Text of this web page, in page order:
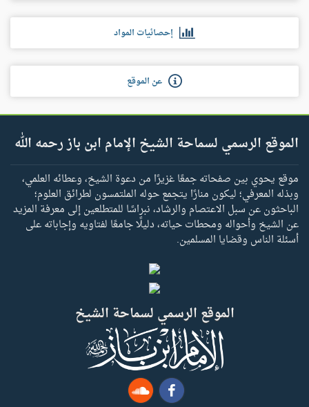
إحصائيات المواد
عن الموقع
الموقع الرسمي لسماحة الشيخ الإمام ابن باز رحمه الله
موقع يحوي بين صفحاته جمعًا غزيرًا من دعوة الشيخ، وعطائه العلمي،
وبذله المعرفي؛ ليكون منارًا يتجمع حوله الملتمسون لطرائق العلوم؛
الباحثون عن سبل الاعتصام والرشاد، نبراسًا للمتطلعين إلى معرفة المزيد
عن الشيخ وأحواله ومحطات حياته، دليلًا جامعًا لفتاويه وإجاباته على
أسئلة الناس وقضايا المسلمين.
الموقع الرسمي لسماحة الشيخ